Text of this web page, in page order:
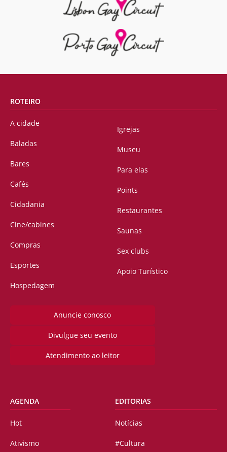
ROTEIRO
A cidade
Baladas
Bares
Cafés
Cidadania
Cine/cabines
Compras
Esportes
Hospedagem
Igrejas
Museu
Para elas
Points
Restaurantes
Saunas
Sex clubs
Apoio Turístico
Anuncie conosco
Divulgue seu evento
Atendimento ao leitor
AGENDA
Hot
Ativismo
EDITORIAS
Notícias
#Cultura